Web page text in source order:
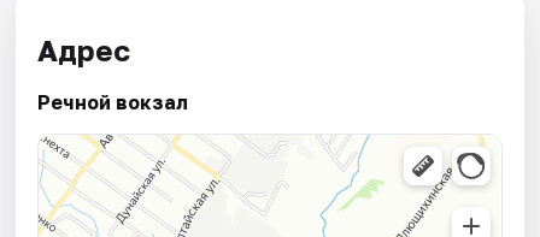
Адрес
Речной вокзал